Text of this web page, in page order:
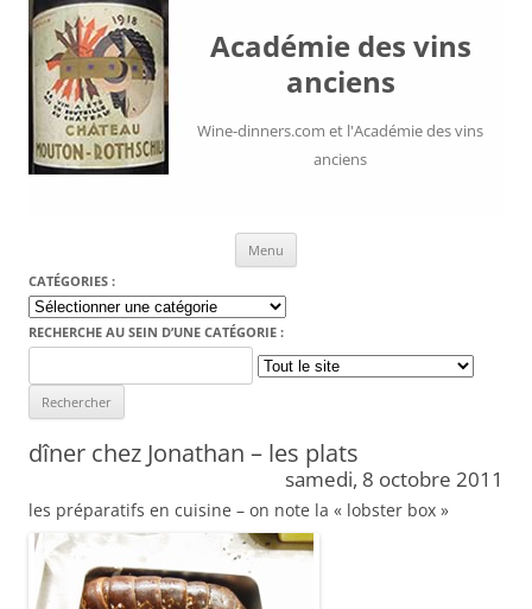
Académie des vins
anciens
Wine-dinners.com et l'Académie des vins
anciens
Menu
CATÉGORIES :
Catégories
:
RECHERCHE AU SEIN D’UNE CATÉGORIE :
for:
dîner chez Jonathan – les plats
samedi, 8 octobre 2011
les préparatifs en cuisine – on note la « lobster box »